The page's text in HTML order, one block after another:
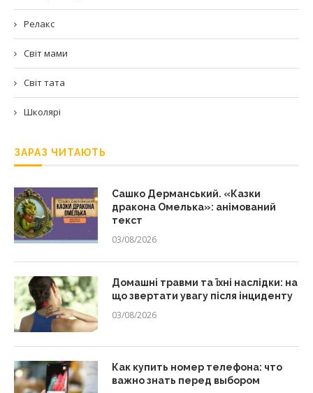
Релакс
Світ мами
Світ тата
Школярі
ЗАРАЗ ЧИТАЮТЬ
Сашко Дерманський. «Казки
дракона Омелька»: анімований
текст
03/08/2026
Домашні травми та їхні наслідки: на
що звертати увагу після інциденту
03/08/2026
Как купить номер телефона: что
важно знать перед выбором